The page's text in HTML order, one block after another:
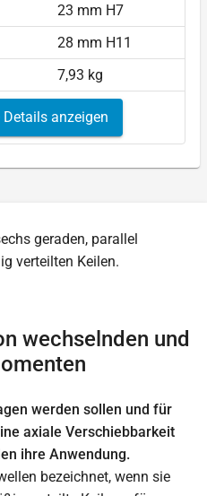
23 mm H7
28 mm H11
7,93 kg
anzeigen
wechselnden und
werden sollen und für
axiale Verschiebbarkeit
ihre Anwendung.
bezeichnet, wenn sie